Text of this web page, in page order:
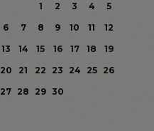
1 2 3 4
5
6
7 8 9 10 11
12
13
14 15 16 17 18
19
20
21 22 23 24 25
26
27 28 29 30